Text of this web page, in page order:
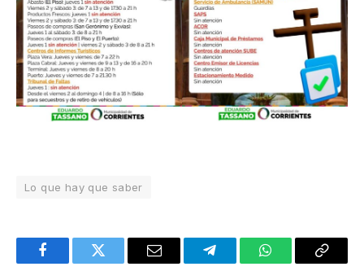
Lo que hay que saber
FacebookTwitter Email TelegramWhatsAppCopy